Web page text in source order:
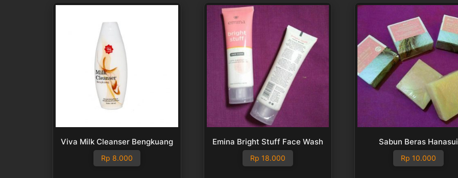
Viva Milk Cleanser Bengkuang
Rp 8.000
Emina Bright Stuff Face Wash
Rp 18.000
Sabun Beras Hanasui
Rp 10.000